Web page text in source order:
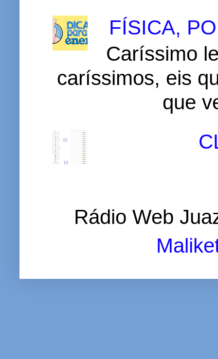
FÍSICA,
Caríssimo
caríssimos, eis
que
Rádio Web